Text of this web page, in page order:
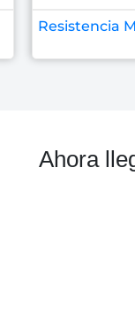
Resistencia
Ahora